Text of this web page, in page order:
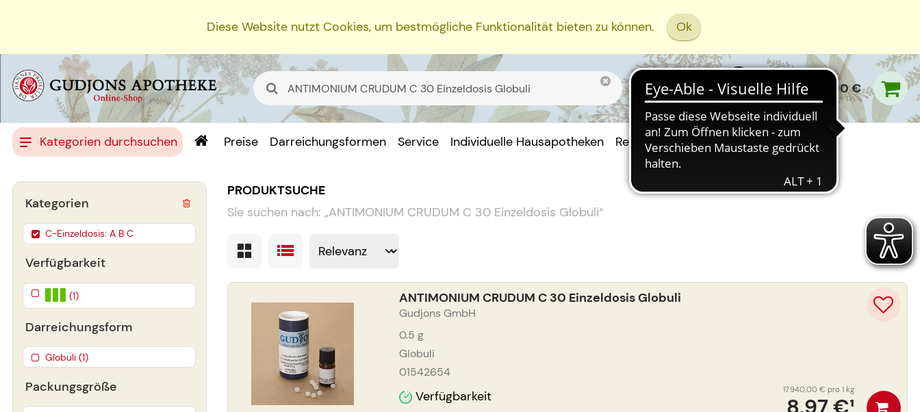
Diese Website nutzt Cookies, um bestmögliche Funktionalität bieten zu können. Ok
0,00 €
Kategorien durchsuchen Preise Darreichungsformen Service Individuelle Hausapotheken Rezept Einreichen
PRODUKTSUCHE
Sie suchen nach: „ANTIMONIUM CRUDUM C 30 Einzeldosis Globuli“
ANTIMONIUM CRUDUM C 30 Einzeldosis Globuli
Gudjons GmbH
0.5 g
Globuli
01542654
Verfügbarkeit 17.940,00 € pro 1 kg
Verfügbarkeit
(1)
Darreichungsform
Globuli (1)
Packungsgröße
Kategorien
C-Einzeldosis: A B C